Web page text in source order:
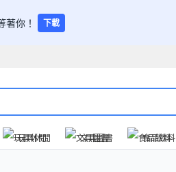
著你！ 下載
玩具休閒 文具圖書 食品飲料